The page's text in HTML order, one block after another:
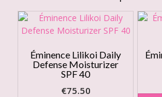
Éminence Lilikoi Daily
Defense Moisturizer
SPF 40
€75.50